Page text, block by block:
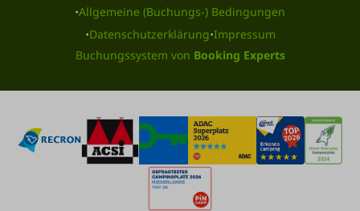
·Allgemeine (Buchungs-) Bedingungen
·Datenschutzerklärung·Impressum
Buchungssystem von Booking Experts